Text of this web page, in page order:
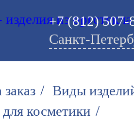
+7 (812) 507-
Санкт-
/ Виды
косметики /